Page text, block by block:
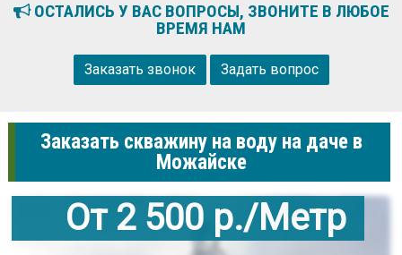
ОСТАЛИСЬ У ВАС ВОПРОСЫ, ЗВОНИТЕ В ЛЮБОЕ
ВРЕМЯ НАМ
Заказать звонок Задать вопрос
Заказать скважину на воду на даче в
Можайске
От 2 500 р./Метр